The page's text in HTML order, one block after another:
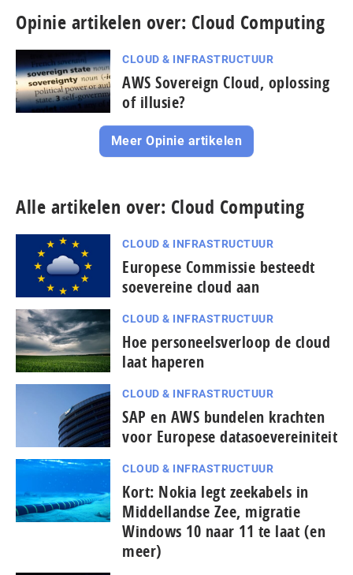
Opinie artikelen over: Cloud Computing
CLOUD & INFRASTRUCTUUR
AWS Sovereign Cloud, oplossing
of illusie?
Meer Opinie artikelen
Alle artikelen over: Cloud Computing
CLOUD & INFRASTRUCTUUR
Europese Commissie besteedt
soevereine cloud aan
CLOUD & INFRASTRUCTUUR
Hoe personeelsverloop de cloud
laat haperen
CLOUD & INFRASTRUCTUUR
SAP en AWS bundelen krachten
voor Europese datasoevereiniteit
CLOUD & INFRASTRUCTUUR
Kort: Nokia legt zeekabels in
Middellandse Zee, migratie
Windows 10 naar 11 te laat (en
meer)